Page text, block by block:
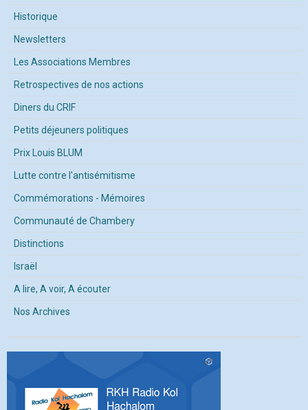
Historique
Newsletters
Les Associations Membres
Retrospectives de nos actions
Diners du CRIF
Petits déjeuners politiques
Prix Louis BLUM
Lutte contre l'antisémitisme
Commémorations - Mémoires
Communauté de Chambery
Distinctions
Israël
A lire, A voir, A écouter
Nos Archives